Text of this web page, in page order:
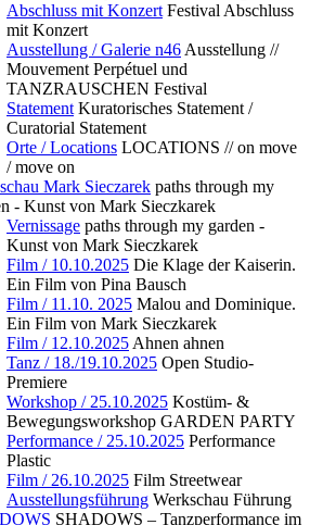
Abschluss mit Konzert Festival Abschluss
mit Konzert
Ausstellung / Galerie n46 Ausstellung //
Mouvement Perpétuel und
TANZRAUSCHEN Festival
Statement Kuratorisches Statement /
Curatorial Statement
Orte / Locations LOCATIONS // on move
/ move on
Mark Sieczarek paths through my
- Kunst von Mark Sieczkarek
Vernissage paths through my garden -
Kunst von Mark Sieczkarek
Film / 10.10.2025 Die Klage der Kaiserin.
Ein Film von Pina Bausch
Film / 11.10. 2025 Malou and Dominique.
Ein Film von Mark Sieczkarek
Film / 12.10.2025 Ahnen ahnen
Tanz / 18./19.10.2025 Open Studio-
Premiere
Workshop / 25.10.2025 Kostüm- &
Bewegungsworkshop GARDEN PARTY
Performance / 25.10.2025 Performance
Plastic
Film / 26.10.2025 Film Streetwear
Ausstellungsführung Werkschau Führung
SHADOWS – Tanzperformance im